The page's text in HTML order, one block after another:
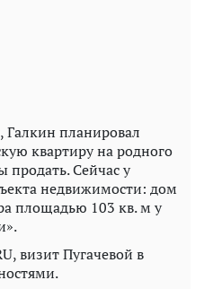
планировал
квартиру на родного
продать. Сейчас у
недвижимости: дом
площадью 103 кв. м у
визит Пугачевой в